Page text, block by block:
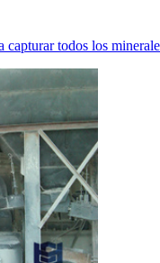
todos los